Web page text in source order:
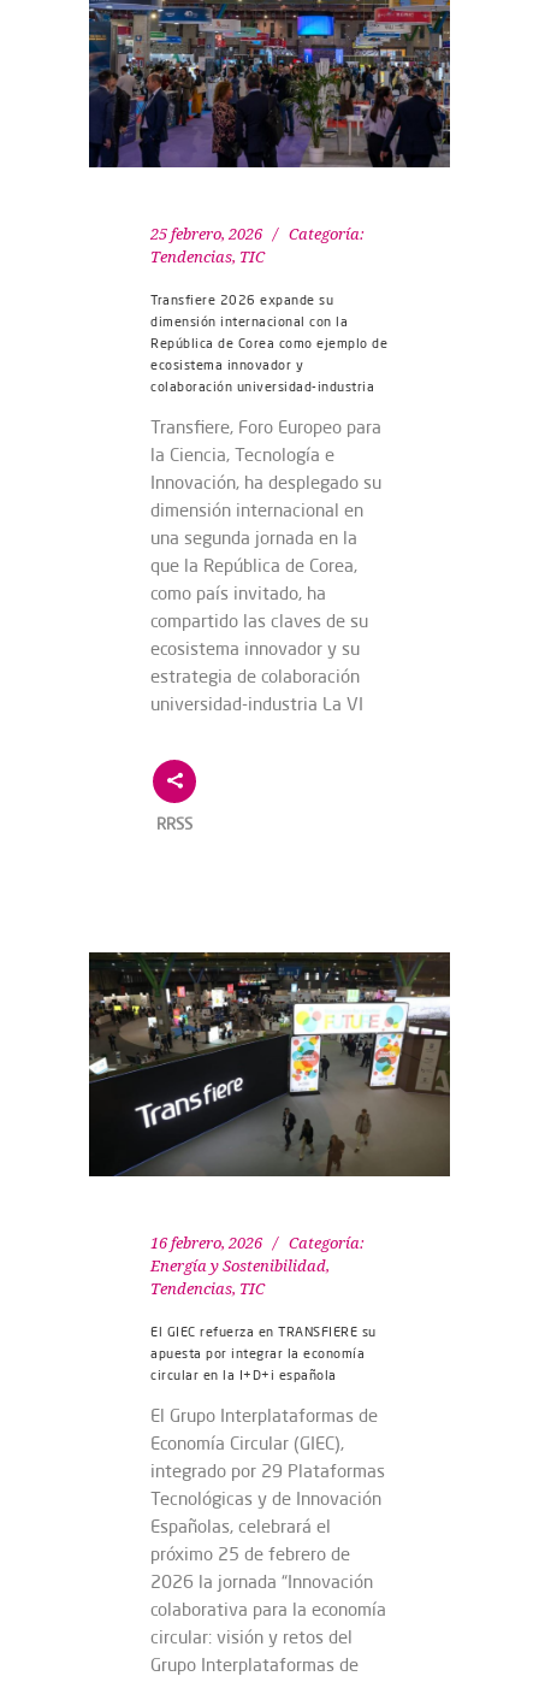
25 febrero, 2026
Categoría:
Tendencias, TIC
Transfiere 2026 expande su
dimensión internacional con la
República de Corea como ejemplo de
ecosistema innovador y
colaboración universidad-industria
Transfiere, Foro Europeo para
la Ciencia, Tecnología e
Innovación, ha desplegado su
dimensión internacional en
una segunda jornada en la
que la República de Corea,
como país invitado, ha
compartido las claves de su
ecosistema innovador y su
estrategia de colaboración
universidad-industria La VI
RRSS
16 febrero, 2026
Categoría:
Energía y Sostenibilidad,
Tendencias, TIC
El GIEC refuerza en TRANSFIERE su
apuesta por integrar la economía
circular en la I+D+i española
El Grupo Interplataformas de
Economía Circular (GIEC),
integrado por 29 Plataformas
Tecnológicas y de Innovación
Españolas, celebrará el
próximo 25 de febrero de
2026 la jornada “Innovación
colaborativa para la economía
circular: visión y retos del
Grupo Interplataformas de